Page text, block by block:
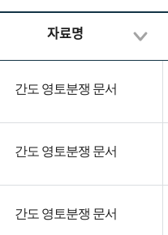
자료명
간도 영토분쟁 문서
간도 영토분쟁 문서
간도 영토분쟁 문서